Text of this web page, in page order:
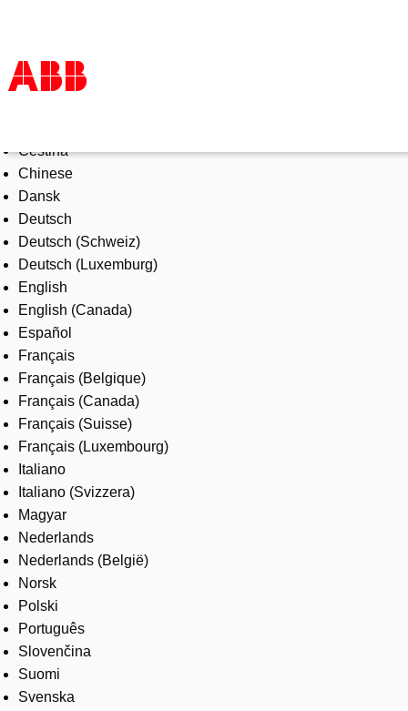
Products & Solutions
Industries
Services
About us
Where to buy
Contact us
Careers
Čeština
Chinese
Dansk
Deutsch
Deutsch (Schweiz)
Deutsch (Luxemburg)
English
English (Canada)
Español
Français
Français (Belgique)
Français (Canada)
Français (Suisse)
Français (Luxembourg)
Italiano
Italiano (Svizzera)
Magyar
Nederlands
Nederlands (België)
Norsk
Polski
Português
Slovenčina
Suomi
Svenska